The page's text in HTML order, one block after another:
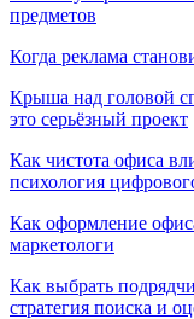
предметов
Когда реклама
Крыша над головой
это серьёзный проект
Как чистота офиса
психология
Как оформление
маркетологи
Как выбрать
стратегия поиска и